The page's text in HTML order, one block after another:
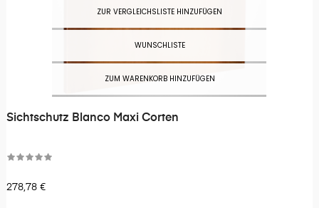
ZUR VERGLEICHSLISTE HINZUFÜGEN
WUNSCHLISTE
ZUM WARENKORB HINZUFÜGEN
Sichtschutz Blanco Maxi Corten
278,78 €